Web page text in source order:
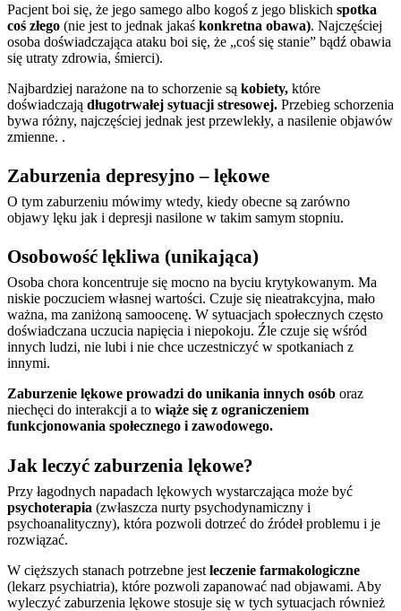
Pacjent boi się, że jego samego albo kogoś z jego bliskich spotka
coś złego (nie jest to jednak jakaś konkretna obawa). Najczęściej
osoba doświadczająca ataku boi się, że „coś się stanie” bądź obawia
się utraty zdrowia, śmierci).
Najbardziej narażone na to schorzenie są kobiety, które
doświadczają długotrwałej sytuacji stresowej. Przebieg schorzenia
bywa różny, najczęściej jednak jest przewlekły, a nasilenie objawów
zmienne. .
Zaburzenia depresyjno – lękowe
O tym zaburzeniu mówimy wtedy, kiedy obecne są zarówno
objawy lęku jak i depresji nasilone w takim samym stopniu.
Osobowość lękliwa (unikająca)
Osoba chora koncentruje się mocno na byciu krytykowanym. Ma
niskie poczuciem własnej wartości. Czuje się nieatrakcyjna, mało
ważna, ma zaniżoną samoocenę. W sytuacjach społecznych często
doświadczana uczucia napięcia i niepokoju. Źle czuje się wśród
innych ludzi, nie lubi i nie chce uczestniczyć w spotkaniach z
innymi.
Zaburzenie lękowe prowadzi do unikania innych osób oraz
niechęci do interakcji a to wiąże się z ograniczeniem
funkcjonowania społecznego i zawodowego.
Jak leczyć zaburzenia lękowe?
Przy łagodnych napadach lękowych wystarczająca może być
psychoterapia (zwłaszcza nurty psychodynamiczny i
psychoanalityczny), która pozwoli dotrzeć do źródeł problemu i je
rozwiązać.
W cięższych stanach potrzebne jest leczenie farmakologiczne
(lekarz psychiatria), które pozwoli zapanować nad objawami. Aby
wyleczyć zaburzenia lękowe stosuje się w tych sytuacjach również